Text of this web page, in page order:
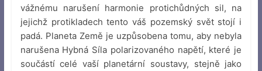
vážnému narušení harmonie protichůdných sil, na
jejichž protikladech tento váš pozemský svět stojí i
padá. Planeta Země je uzpůsobena tomu, aby nebyla
narušena Hybná Síla polarizovaného napětí, které je
součástí celé vaší planetární soustavy, stejně jako